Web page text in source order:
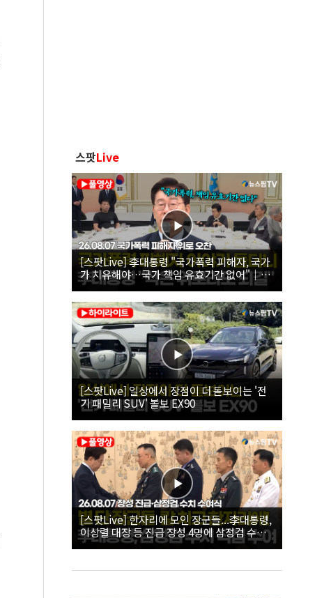
스팟Live
[스팟Live] 李대통령 "국가폭력 피해자, 국가
가 치유해야…국가 책임 유효기간 없어"｜
26.08.07 국가폭력 피해자 위로 오찬
[스팟Live] 일상에서 장점이 더 돋보이는 '전
기 패밀리 SUV' 볼보 EX90
[스팟Live] 한자리에 모인 장군들...李대통령,
이상렬 대장 등 진급 장성 4명에 삼정검 수치
직접 수여｜26.08.07 장성 진급·삼정검 수치